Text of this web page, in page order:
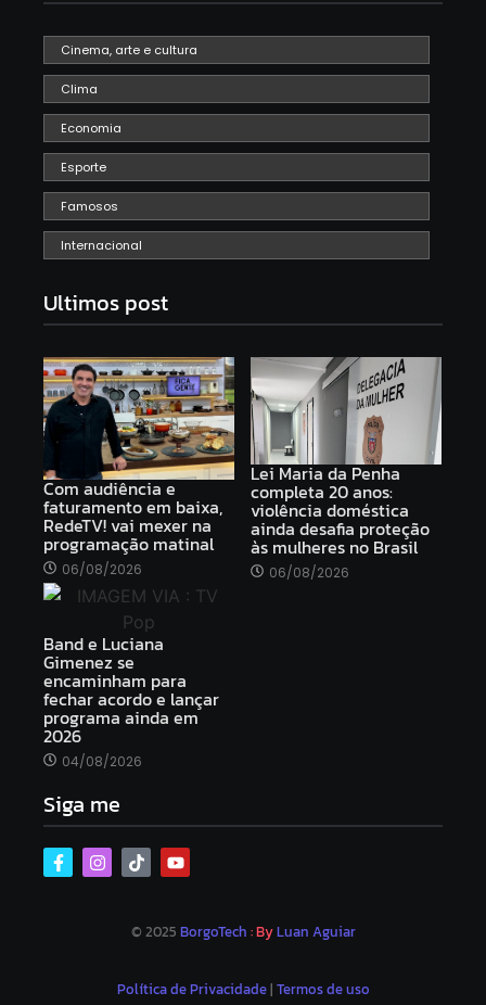
Cinema, arte e cultura
Clima
Economia
Esporte
Famosos
Internacional
Ultimos post
Com audiência e
faturamento em baixa,
RedeTV! vai mexer na
programação matinal
06/08/2026
Lei Maria da Penha
completa 20 anos:
violência doméstica
ainda desafia proteção
às mulheres no Brasil
06/08/2026
Band e Luciana
Gimenez se
encaminham para
fechar acordo e lançar
programa ainda em
2026
04/08/2026
Siga me
© 2025 BorgoTech : ByLuan Aguiar
Política de Privacidade| Termos de uso